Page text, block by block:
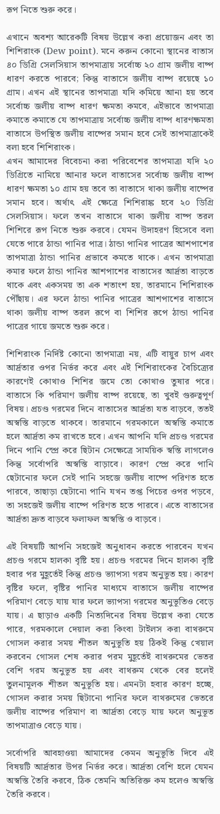
রূপ নিতে শুরু করে।
এখানে অবশ্য আরেকটি বিষয় উল্লেখ করা প্রয়োজন এবং তা
শিশিরাংক (Dew point). মনে করুন কোনো স্থানের বাতাস
৪০ ডিগ্রি সেলসিয়াস তাপমাত্রায় সর্বোচ্চ ২০ গ্রাম জলীয় বাষ্প
ধারণ করতে পারবে; কিন্তু বাতাসে জলীয় বাষ্প রয়েছে ১০
গ্রাম। এখন এই স্থানের তাপমাত্রা যদি কমিয়ে আনা হয় তবে
সর্বোচ্চ জলীয় বাষ্প ধারণ ক্ষমতা কমবে, এইভাবে তাপমাত্রা
কমাতে কমাতে যে তাপমাত্রায় সর্বোচ্চ জলীয় বাষ্প ধারণক্ষমতা
বাতাসে উপস্থিত জলীয় বাষ্পের সমান হবে সেই তাপমাত্রাকেই
বলা হবে শিশিরাংক।
এখন আমাদের বিবেচনা করা পরিবেশের তাপমাত্রা যদি ২০
ডিগ্রিতে নামিয়ে আনার ফলে বাতাসের সর্বোচ্চ জলীয় বাষ্প
ধারণ ক্ষমতা ১০ গ্রাম হয় তবে তা বাতাসে থাকা জলীয় বাষ্পের
সমান হবে। অর্থাৎ এই ক্ষেত্রে শিশিরাঙ্ক হবে ২০ ডিগ্রি
সেলসিয়াস। ফলে তখন বাতাসে থাকা জলীয় বাষ্প তরল
শিশিরে রূপ নিতে শুরু করবে। যেমন উদাহরণ হিসেবে বলা
যেতে পারে ঠান্ডা পানির পাত্র। ঠান্ডা পানির পাত্রের আশপাশের
তাপমাত্রা ঠান্ডা পানির প্রভাবে কমতে থাকে। এখন তাপমাত্রা
কমার ফলে ঠান্ডা পানির আশপাশের বাতাসের আর্দ্রতা বাড়তে
থাকে এবং একসময় তা এক শতাংশ হয়, তারমানে শিশিরাংক
পৌঁছায়। এর ফলে ঠান্ডা পানির পাত্রের আশপাশের বাতাসে
থাকা জলীয় বাষ্প তরল রূপে বা শিশির রূপে ঠান্ডা পানির
পাত্রের গায়ে জমতে শুরু করে।
শিশিরাংক নির্দিষ্ট কোনো তাপমাত্রা নয়, এটি বায়ুর চাপ এবং
আর্দ্রতার ওপর নির্ভর করে এবং এই শিশিরাংকের বৈচিত্র্যের
কারণেই কোথাও শিশির জমে তো কোথাও তুষার পরে।
বাতাসে কি পরিমাণ জলীয় বাষ্প রয়েছে, তা খুবই গুরুত্বপূর্ণ
বিষয়। প্রচণ্ড গরমের দিনে বাতাসের আর্দ্রতা যত বাড়বে, ততই
অস্বস্তি বাড়তে থাকবে। তারমানে গরমকালে অস্বস্তি কমাতে
হলে আর্দ্রতা কম রাখতে হবে। এখন আপনি যদি প্রচণ্ড গরমের
দিনে পানি স্প্রে করে ছিটান সেক্ষেত্রে সাময়িক স্বস্তি লাগলেও
কিন্তু সর্বোপরি অস্বস্তি বাড়াবে। কারণ স্প্রে করে পানি
ছেটানোর ফলে সেই পানি সহজে জলীয় বাষ্পে পরিণত হতে
পারবে, তাছাড়া ছেটানো পানি যখন তপ্ত পিচের ওপর পড়বে,
তা সহজেই জলীয় বাষ্পে পরিণত হতে পারবে। এতে বাতাসের
আর্দ্রতা দ্রুত বাড়বে ফলাফল অস্বস্তি ও বাড়বে।
এই বিষয়টি আপনি সহজেই অনুধাবন করতে পারবেন যখন
প্রচণ্ড গরমে হালকা বৃষ্টি হয়। প্রচণ্ড গরমের দিনে হালকা বৃষ্টি
হবার পর মুহূর্তেই কিন্তু প্রচণ্ড ভ্যাপসা গরম অনুভূত হয়। কারণ
বৃষ্টির ফলে, বৃষ্টির পানির মাধ্যমে বাতাসে জলীয় বাষ্পের
পরিমাণ বেড়ে যায় যার ফলে ভ্যাপসা গরমের অনুভূতিও বেড়ে
যায়। এ ছাড়াও একটি নিত্যদিনের বিষয় উল্লেখ করা যেতে
পারে, গরমকালে দেয়াল করা কিংবা টাইলস করা বাথরুমে
গোসল করার সময় শীতল অনুভূতি হয় ঠিকই কিন্তু খেয়াল
করবেন গোসল শেষ করার পরম মুহূর্তেই বাথরুমের ভেতর
বেশি গরম অনুভূত হয় এবং বাথরুম থেকে বের হলেই
তুলনামূলক শীতল অনুভূতি হয়। এমনটা হবার কারণ হচ্ছে,
গোসল করার সময় ছিটানো পানির ফলে বাথরুমের ভেতরে
জলীয় বাষ্পের পরিমাণ বা আর্দ্রতা বেড়ে যায় ফলে অনুভূত
তাপমাত্রাও বেড়ে যায়।
সর্বোপরি আবহাওয়া আমাদের কেমন অনুভূতি দিবে এই
বিষয়টি আর্দ্রতার উপর নির্ভর করে। আর্দ্রতা বেশি হলে যেমন
অস্বস্তি তৈরি করবে, ঠিক তেমনি অতিরিক্ত কম হলেও অস্বস্তি
তৈরি করবে।